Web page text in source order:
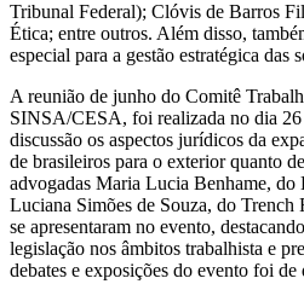
Tribunal Federal); Clóvis de Barros
Ética; entre outros. Além disso,
especial para a gestão estratégica das
A reunião de junho do Comitê
SINSA/CESA, foi realizada no dia 26
discussão os aspectos jurídicos da
de brasileiros para o exterior quanto
advogadas Maria Lucia Benhame, do
Luciana Simões de Souza, do Trench
se apresentaram no evento,
legislação nos âmbitos trabalhista e
debates e exposições do evento foi de